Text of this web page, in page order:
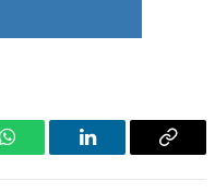
WhatsAppLinkedIn Copy